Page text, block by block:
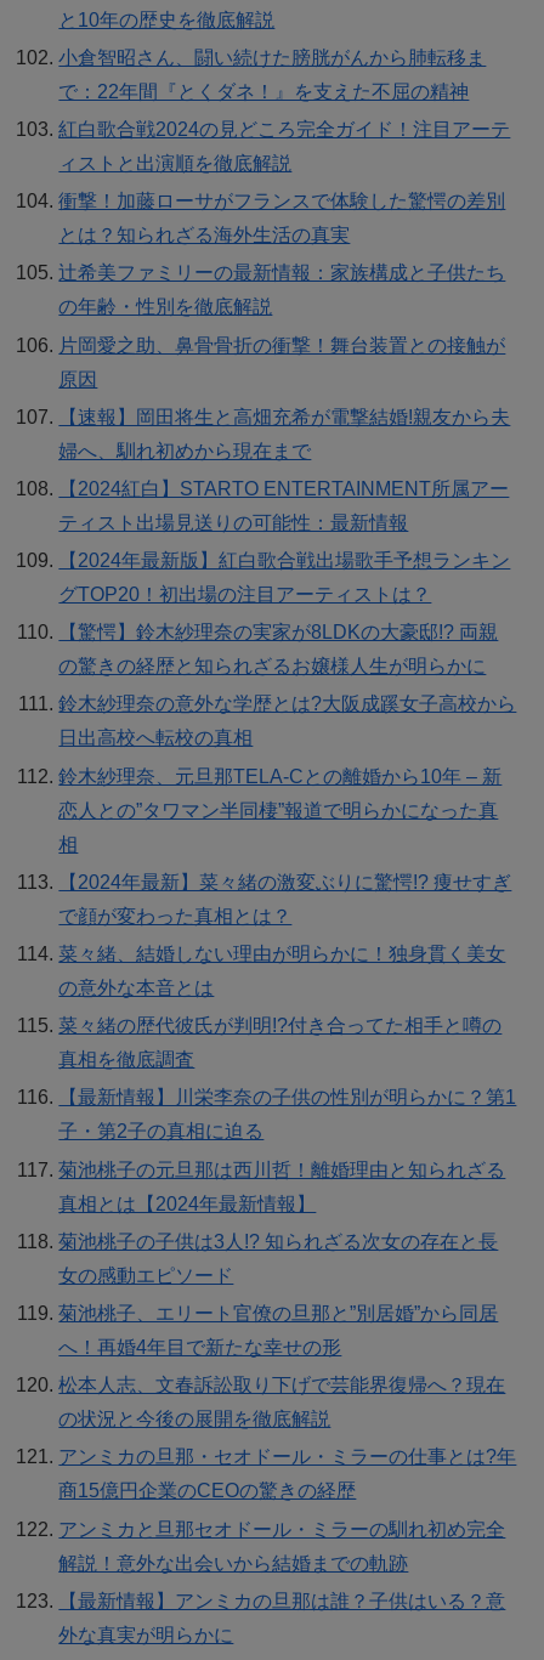
と10年の歴史を徹底解説
小倉智昭さん、闘い続けた膀胱がんから肺転移ま
で：22年間『とくダネ！』を支えた不屈の精神
紅白歌合戦2024の見どころ完全ガイド！注目アーテ
ィストと出演順を徹底解説
衝撃！加藤ローサがフランスで体験した驚愕の差別
とは？知られざる海外生活の真実
辻希美ファミリーの最新情報：家族構成と子供たち
の年齢・性別を徹底解説
片岡愛之助、鼻骨骨折の衝撃！舞台装置との接触が
原因
【速報】岡田将生と高畑充希が電撃結婚!親友から夫
婦へ、馴れ初めから現在まで
【2024紅白】STARTO ENTERTAINMENT所属アー
ティスト出場見送りの可能性：最新情報
【2024年最新版】紅白歌合戦出場歌手予想ランキン
グTOP20！初出場の注目アーティストは？
【驚愕】鈴木紗理奈の実家が8LDKの大豪邸!? 両親
の驚きの経歴と知られざるお嬢様人生が明らかに
鈴木紗理奈の意外な学歴とは?大阪成蹊女子高校から
日出高校へ転校の真相
鈴木紗理奈、元旦那TELA-Cとの離婚から10年 – 新
恋人との”タワマン半同棲”報道で明らかになった真
相
【2024年最新】菜々緒の激変ぶりに驚愕!? 痩せすぎ
で顔が変わった真相とは？
菜々緒、結婚しない理由が明らかに！独身貫く美女
の意外な本音とは
菜々緒の歴代彼氏が判明!?付き合ってた相手と噂の
真相を徹底調査
【最新情報】川栄李奈の子供の性別が明らかに？第1
子・第2子の真相に迫る
菊池桃子の元旦那は西川哲！離婚理由と知られざる
真相とは【2024年最新情報】
菊池桃子の子供は3人!? 知られざる次女の存在と長
女の感動エピソード
菊池桃子、エリート官僚の旦那と”別居婚”から同居
へ！再婚4年目で新たな幸せの形
松本人志、文春訴訟取り下げで芸能界復帰へ？現在
の状況と今後の展開を徹底解説
アンミカの旦那・セオドール・ミラーの仕事とは?年
商15億円企業のCEOの驚きの経歴
アンミカと旦那セオドール・ミラーの馴れ初め完全
解説！意外な出会いから結婚までの軌跡
【最新情報】アンミカの旦那は誰？子供はいる？意
外な真実が明らかに